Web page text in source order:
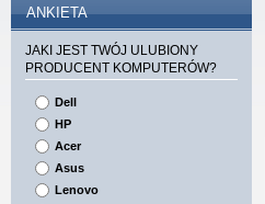
ANKIETA
JAKI JEST TWÓJ ULUBIONY
PRODUCENT KOMPUTERÓW?
Dell
HP
Acer
Asus
Lenovo